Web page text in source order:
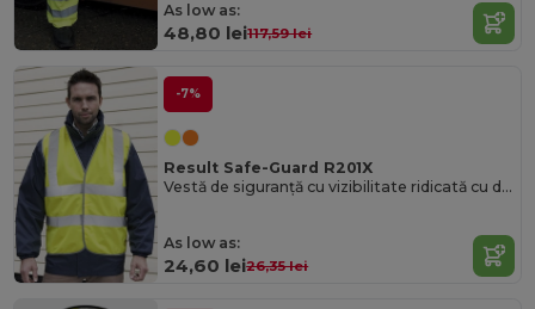
As low as:
48,80 lei117,59 lei
-7%
Result Safe-Guard R201X
Vestă de siguranță cu vizibilitate ridicată cu dungi reflectorizante
As low as:
24,60 lei26,35 lei